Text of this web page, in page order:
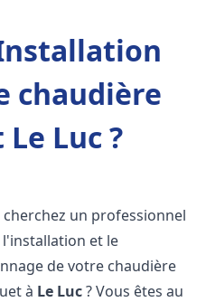
chaudière
Luc ?
cherchez un professionnel
et le
de votre chaudière
à Le Luc? Vous êtes au